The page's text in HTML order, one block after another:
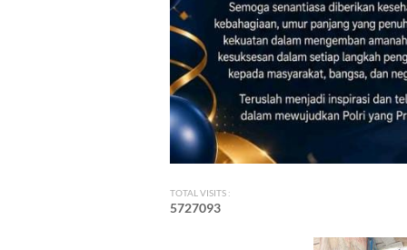
TOTAL VISITS :
5727093